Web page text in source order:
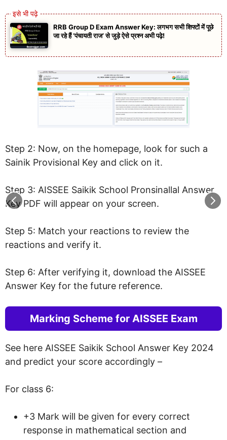
RRB Group D Exam Answer Key: लगभग सभी शिफ्टों में पूछे
जा रहे हैं ‘पंचायती राज’ से जुड़े ऐसे प्रश्न अभी पढ़े!
Step 2: Now, on the homepage, look for such a
Sainik Provisional Key and click on it.
Step 3: AISSEE Saikik School Pronsinallal Answer
Key PDF will appear on your screen.
Step 5: Match your reactions to review the
reactions and verify it.
Step 6: After verifying it, download the AISSEE
Answer Key for the future reference.
Marking Scheme for AISSEE Exam
See here AISSEE Saikik School Answer Key 2024
and predict your score accordingly –
For class 6:
+3 Mark will be given for every correct
response in mathematical section and